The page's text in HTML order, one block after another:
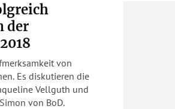
der
von
Es diskutieren die
Vellguth und
von BoD.